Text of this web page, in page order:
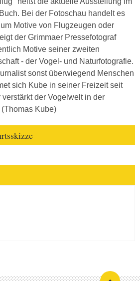
Bei der Fotoschau handelt es
Motive von Flugzeugen oder
der Grimmaer Pressefotograf
Motive seiner zweiten
- der Vogel- und Naturfotografie.
sonst überwiegend Menschen
sich Kube in seiner Freizeit seit
der Vogelwelt in der
Kube)